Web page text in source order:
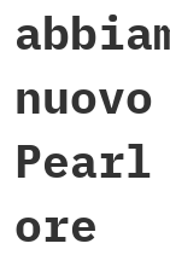
ore